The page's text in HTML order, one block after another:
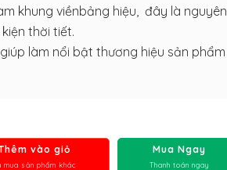
khung viềnbảng hiệu, đây là nguyên
thời tiết.
làm nổi bật thương hiệu sản phẩm
vào giỏ
mua sản phẩm khác
Mua Ngay
Thanh toán ngay